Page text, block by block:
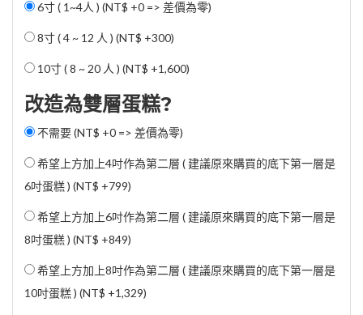
6寸 ( 1~4人 ) (NT$ +0 => 差價為零)
8寸 ( 4 ~ 12 人 ) (NT$ +300)
10寸 ( 8 ~ 20 人 ) (NT$ +1,600)
改造為雙層蛋糕?
不需要 (NT$ +0 => 差價為零)
希望上方加上4吋作為第二層 ( 建議原來購買的底下第一層是
6吋蛋糕 ) (NT$ +799)
希望上方加上6吋作為第二層 ( 建議原來購買的底下第一層是
8吋蛋糕 ) (NT$ +849)
希望上方加上8吋作為第二層 ( 建議原來購買的底下第一層是
10吋蛋糕 ) (NT$ +1,329)